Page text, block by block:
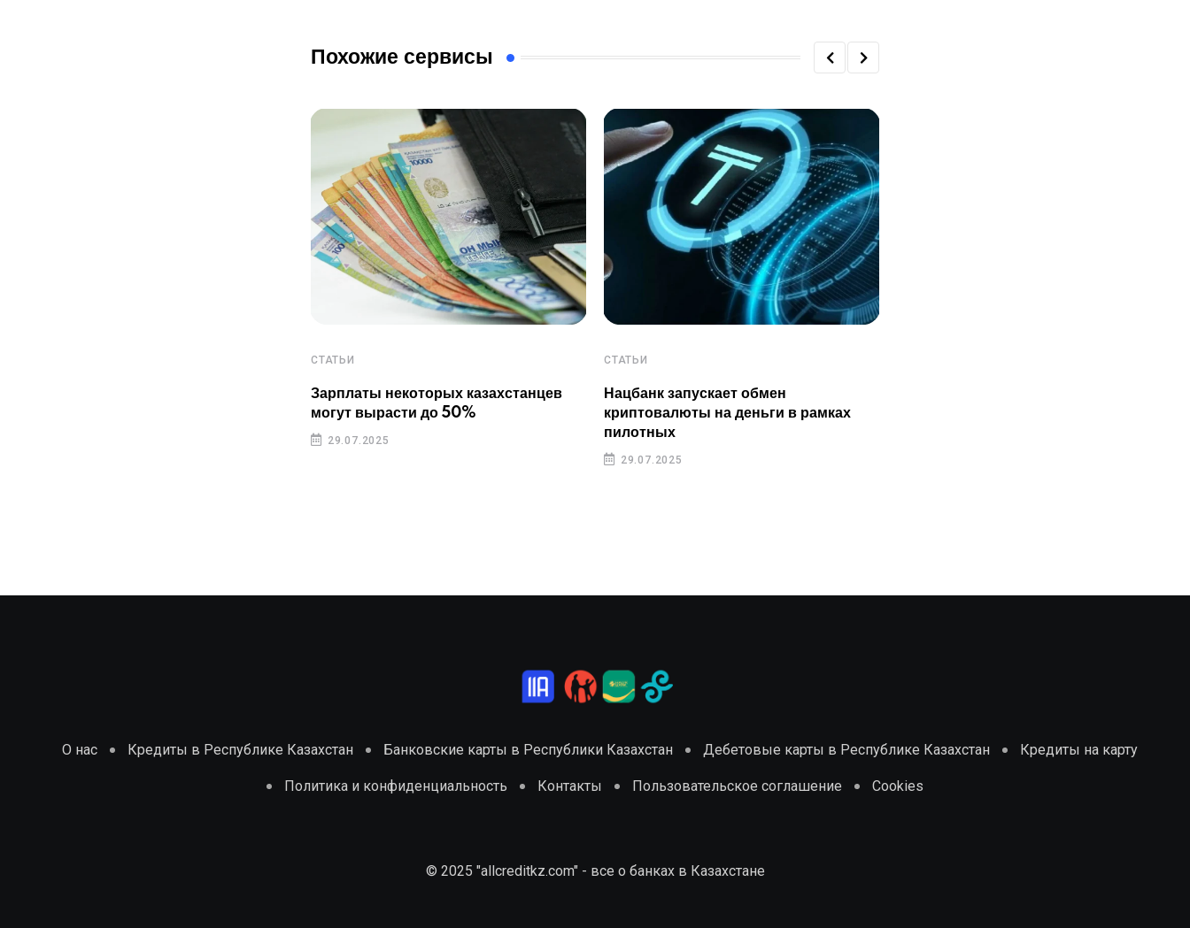
Похожие сервисы
СТАТЬИ
Зарплаты некоторых казахстанцев
могут вырасти до 50%
29.07.2025
СТАТЬИ
Нацбанк запускает обмен
криптовалюты на деньги в рамках
пилотных
29.07.2025
О нас Кредиты в Республике Казахстан Банковские карты в Республики Казахстан Дебетовые карты в Республике Казахстан Кредиты на карту
Политика и конфиденциальность Контакты Пользовательское соглашение Cookies
© 2025 "allcreditkz.com" - все о банках в Казахстане